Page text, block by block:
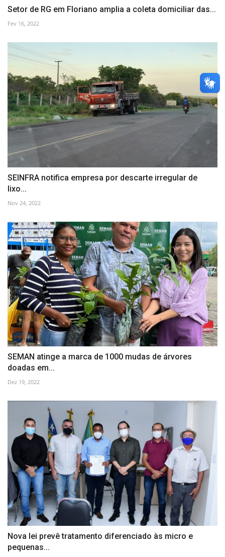
Setor de RG em Floriano amplia a coleta domiciliar das...
Fev 16, 2022
SEINFRA notifica empresa por descarte irregular de
lixo...
Nov 24, 2022
SEMAN atinge a marca de 1000 mudas de árvores
doadas em...
Dez 19, 2022
Nova lei prevê tratamento diferenciado às micro e
pequenas...